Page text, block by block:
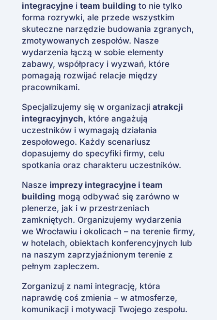
integracyjnei team building to nie tylko
forma rozrywki, ale przede wszystkim
skuteczne narzędzie budowania zgranych,
zmotywowanych zespołów. Nasze
wydarzenia łączą w sobie elementy
zabawy, współpracy i wyzwań, które
pomagają rozwijać relacje między
pracownikami.
Specjalizujemy się w organizacji atrakcji
integracyjnych, które angażują
uczestników i wymagają działania
zespołowego. Każdy scenariusz
dopasujemy do specyfiki firmy, celu
spotkania oraz charakteru uczestników.
Nasze imprezy integracyjne i team
building mogą odbywać się zarówno w
plenerze, jak i w przestrzeniach
zamkniętych. Organizujemy wydarzenia
we Wrocławiu i okolicach – na terenie firmy,
w hotelach, obiektach konferencyjnych lub
na naszym zaprzyjaźnionym terenie z
pełnym zapleczem.
Zorganizuj z nami integrację, która
naprawdę coś zmienia – w atmosferze,
komunikacji i motywacji Twojego zespołu.